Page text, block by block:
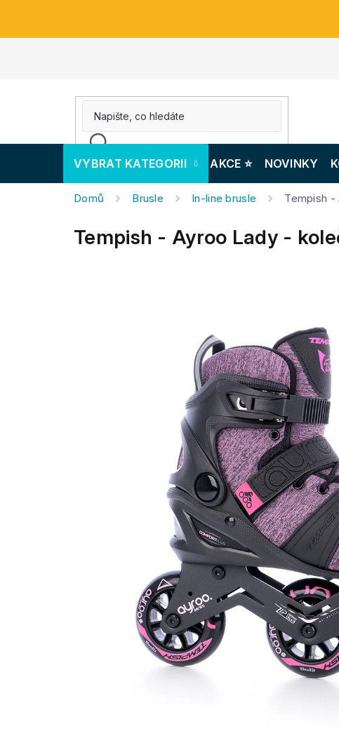
VYBRAT KATEGORII AKCE ⭐️ NOVINKY
Domů Brusle In-line brusle Tempish -
Tempish - Ayroo Lady -